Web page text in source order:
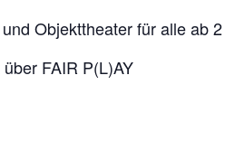
Objekttheater für alle ab
FAIR P(L)AY